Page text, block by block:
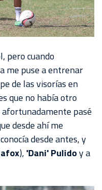
pero cuando
me puse a entrenar
de las visorías en
que no había otro
pasé
desde ahí me
desde antes, y
), 'Dani' Pulidoy a